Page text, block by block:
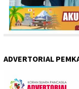
ADVERTORIAL